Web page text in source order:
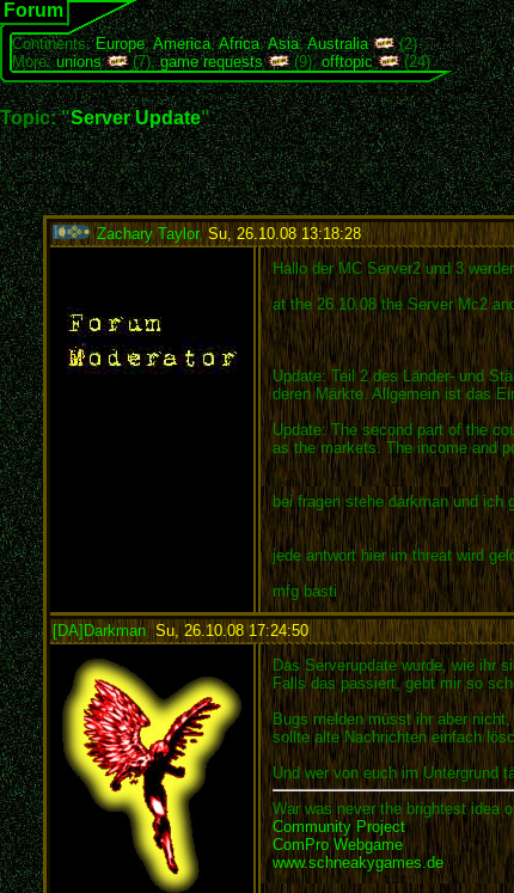
Forum
Continents:Europe,America,Africa,Asia,Australia
(2)
More:unions (7),game requests (9),offtopic (24)
Topic: "Server Update"
Zachary Taylor, Su, 26.10.08 13:18:28:
Hallo der MC Server2 und 3
at the 26.10.08 the Server Mc2
Update: Teil 2 des Länder- und
deren Märkte. Allgemein ist das
Update: The second part of the
as the markets. The income and
bei fragen stehe darkman und ich
jede antwort hier im threat wird
mfg basti
[DA]Darkman,Su, 26.10.08 17:24:50:
Das Serverupdate wurde, wie ihr
Falls das passiert, gebt mir so
Bugs melden müsst ihr aber
sollte alte Nachrichten einfach
Und wer von euch im Untergrund
War was never the brightest idea
Community Project
ComPro Webgame
www.schneakygames.de